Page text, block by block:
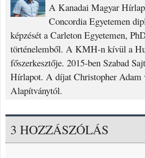
A Kanadai Magyar
Concordia Egyetemen
képzését a Carleton Egyetemen,
történelemből. A KMH-n kívül a
főszerkesztője. 2015-ben Szabad
Hírlapot. A díjat Christopher Adam
Alapítványtól.
3 HOZZÁSZÓLÁS